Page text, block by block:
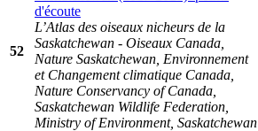
52
d'écoute
L’Atlas des oiseaux nicheurs de la
Saskatchewan - Oiseaux Canada,
Nature Saskatchewan, Environnement
et Changement climatique Canada,
Nature Conservancy of Canada,
Saskatchewan Wildlife Federation,
Ministry of Environment, Saskatchewan